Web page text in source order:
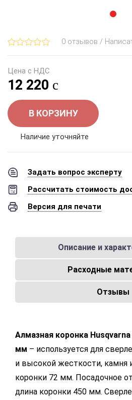
0 отзывов /
Цена с НДС
12 220
В КОРЗИНУ
Наличие уточняйте
Задать вопрос эксперту
Рассчитать стоимость
Версия для печати
Описание и
Расходные
Отзывы
Алмазная коронка Husqvarna
мм – используется для
и высокой жесткости, камня
коронки 72 мм. Посадочное
длина коронки 450 мм.